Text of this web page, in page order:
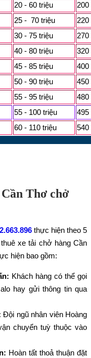
20 - 60 triệu
200
25 - 70 triệu
220
30 - 75 triệu
270
40 - 80 triệu
320
45 - 85 triệu
400
50 - 90 triệu
450
55 - 95 triệu
480
55 - 100 triệu
495
60 - 110 triệu 540
Thơ chở
thực hiện theo 5
xe tải chở hàng Cần
hiện bao gồm:
Khách hàng có thể gọi
hay gửi thông tin qua
Đội ngũ nhân viên Hoàng
chuyển tuỳ thuộc vào
Hoàn tất thoả thuận đặt